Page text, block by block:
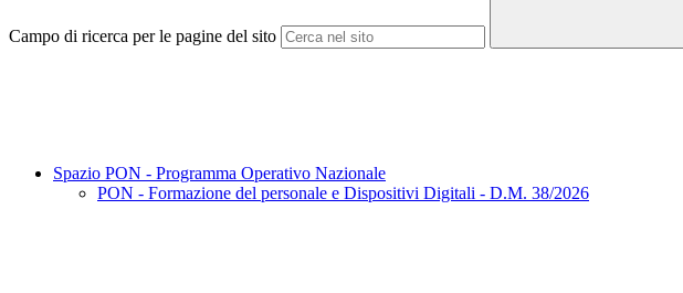
Campo di ricerca per le pagine del sito
Spazio PON - Programma Operativo Nazionale
PON - Formazione del personale e Dispositivi Digitali - D.M. 38/2026